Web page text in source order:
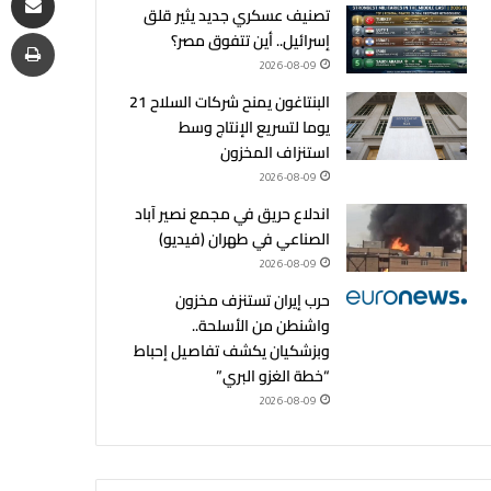
تصنيف عسكري جديد يثير قلق
إسرائيل.. أين تتفوق مصر؟
2026-08-09
البنتاغون يمنح شركات السلاح 21
يوما لتسريع الإنتاج وسط
استنزاف المخزون
2026-08-09
اندلاع حريق في مجمع نصير آباد
الصناعي في طهران (فيديو)
2026-08-09
حرب إيران تستنزف مخزون
واشنطن من الأسلحة..
وبزشكيان يكشف تفاصيل إحباط
“خطة الغزو البري”
2026-08-09